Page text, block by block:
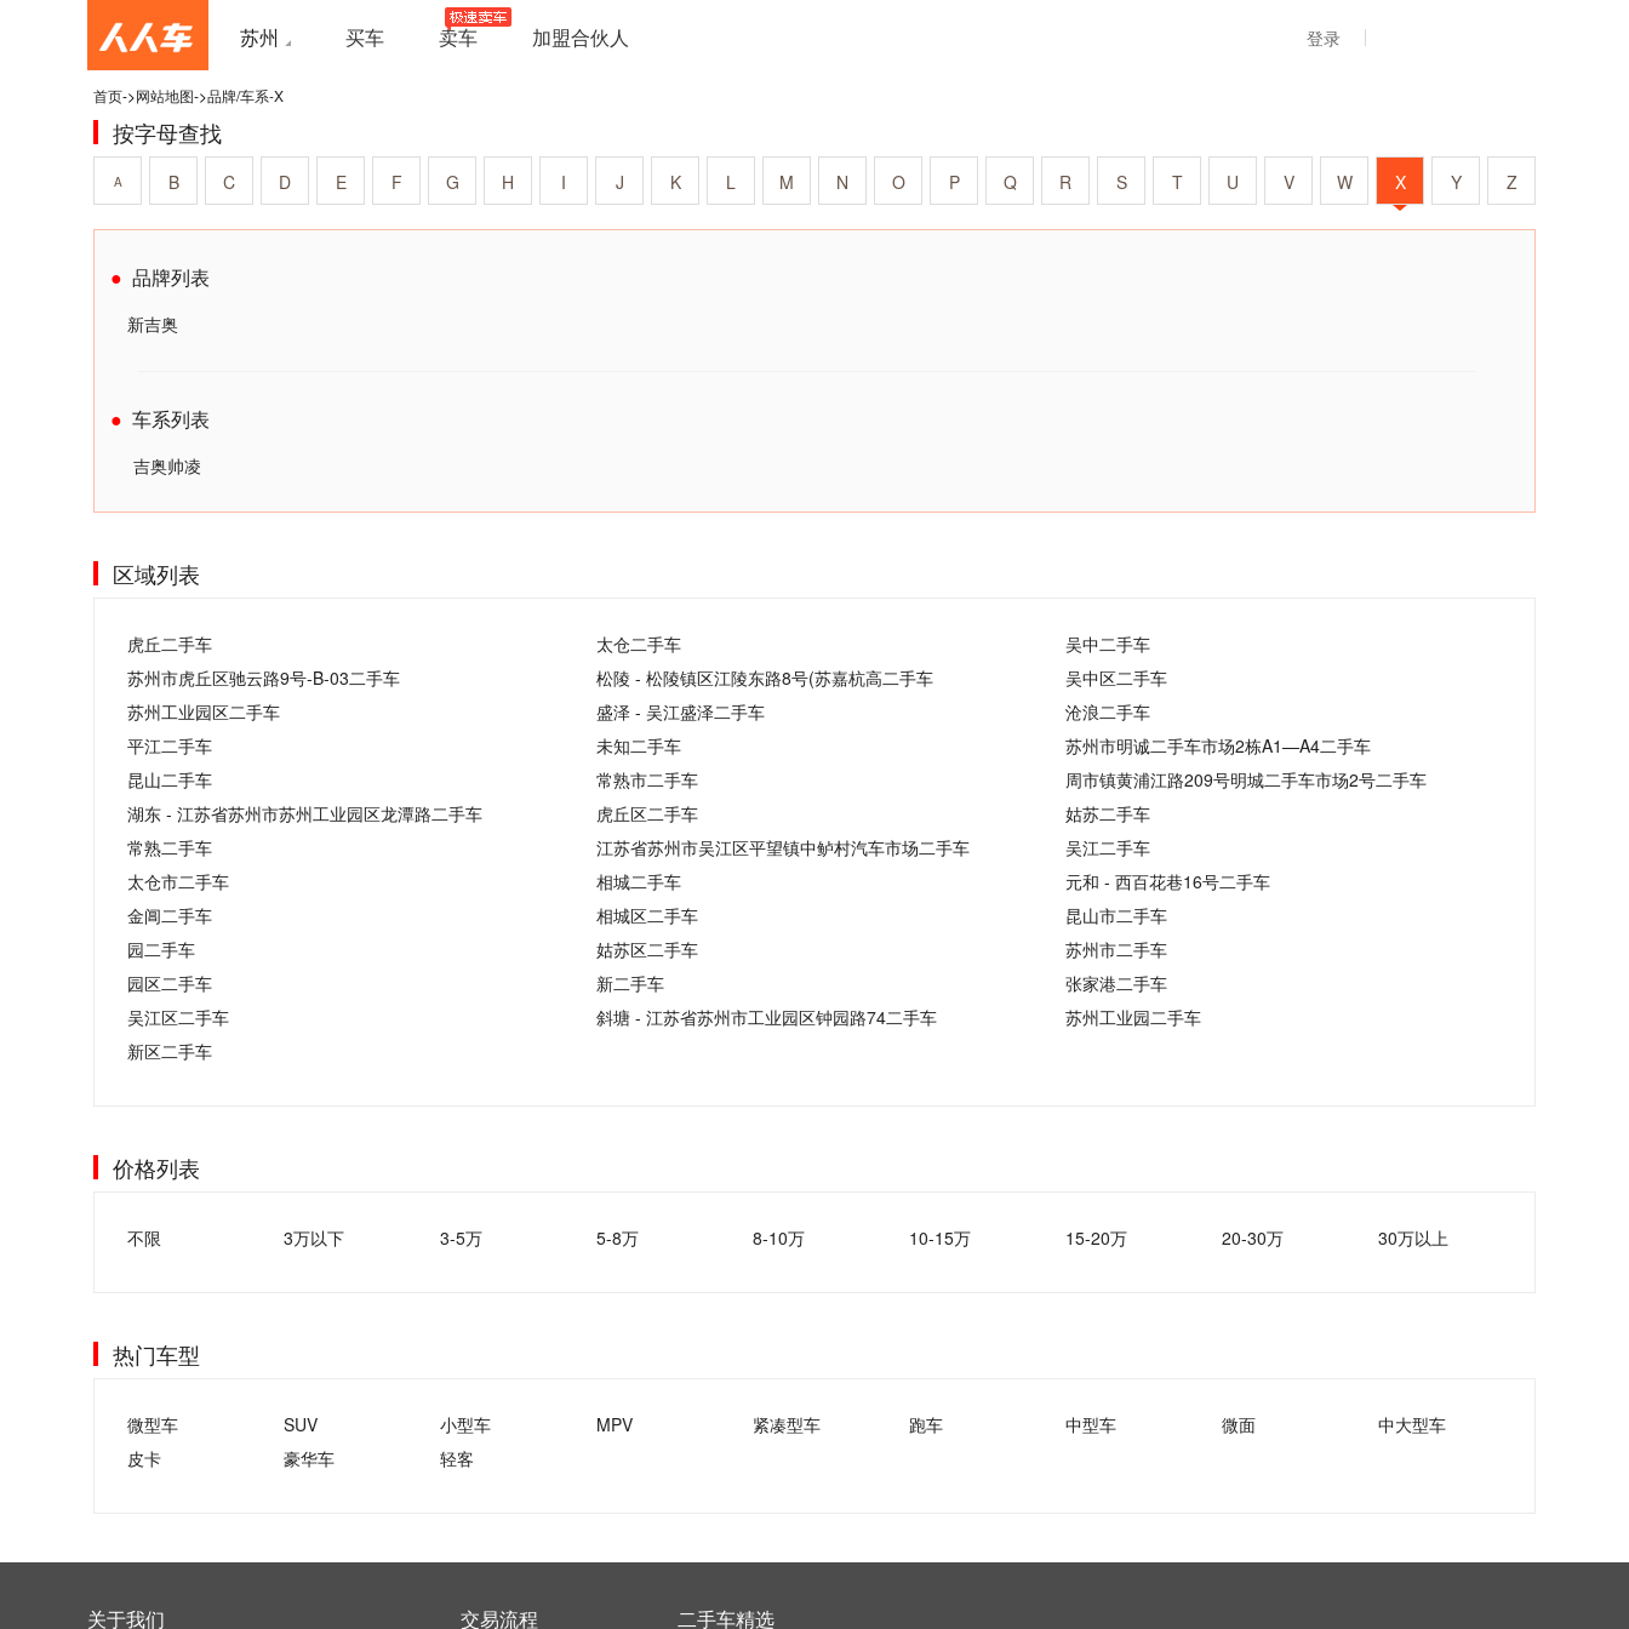
苏州 买车 卖车 加盟合伙人 登录
首页->网站地图->品牌/车系-X
按字母查找
A B C D E F G H I J K L M N O P Q R S T U V W X Y Z
品牌列表
新吉奥
车系列表
吉奥帅凌
区域列表
虎丘二手车 太仓二手车
吴中二手车
苏州市虎丘区驰云路9号-B-03二手车
松陵 - 松陵镇区江陵东路8号(苏嘉杭高二手车
吴中区二手车
苏州工业园区二手车
盛泽 - 吴江盛泽二手车
沧浪二手车
平江二手车
未知二手车
苏州市明诚二手车市场2栋A1—A4二手车
昆山二手车
常熟市二手车
周市镇黄浦江路209号明城二手车市场2号二手车
湖东 - 江苏省苏州市苏州工业园区龙潭路二手车
虎丘区二手车
姑苏二手车
常熟二手车
江苏省苏州市吴江区平望镇中鲈村汽车市场二手车
吴江二手车
太仓市二手车
相城二手车
元和 - 西百花巷16号二手车
金阊二手车
相城区二手车
昆山市二手车
园二手车
姑苏区二手车
苏州市二手车
园区二手车
新二手车
张家港二手车
吴江区二手车
斜塘 - 江苏省苏州市工业园区钟园路74二手车
苏州工业园二手车
新区二手车
价格列表
不限 3万以下 3-5万 5-8万 8-10万 10-15万 15-20万 20-30万 30万以上
热门车型
微型车 SUV 小型车 MPV 紧凑型车 跑车 中型车 微面
中大型车
皮卡
豪华车 轻客
关于我们 交易流程 二手车精选